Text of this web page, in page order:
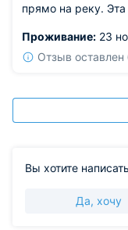
прямо на реку.
Проживание: 23
Отзыв оставлен
Вы хотите
Да, хочу